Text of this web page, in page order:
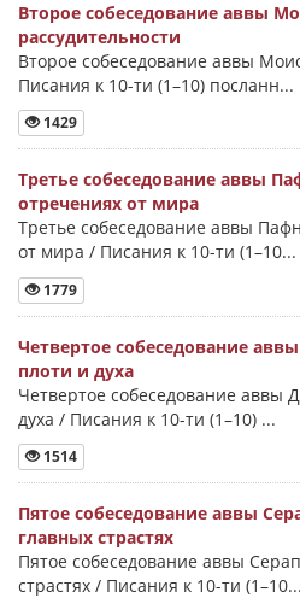
Второе собеседование аввы
рассудительности
Второе собеседование аввы
Писания к 10-ти (1–10) посланн...
1429
Третье собеседование аввы
отречениях от мира
Третье собеседование аввы
от мира / Писания к 10-ти (1–10...
1779
Четвертое собеседование
плоти и духа
Четвертое собеседование аввы
духа / Писания к 10-ти (1–10) ...
1514
Пятое собеседование аввы
главных страстях
Пятое собеседование аввы
страстях / Писания к 10-ти (1–10...